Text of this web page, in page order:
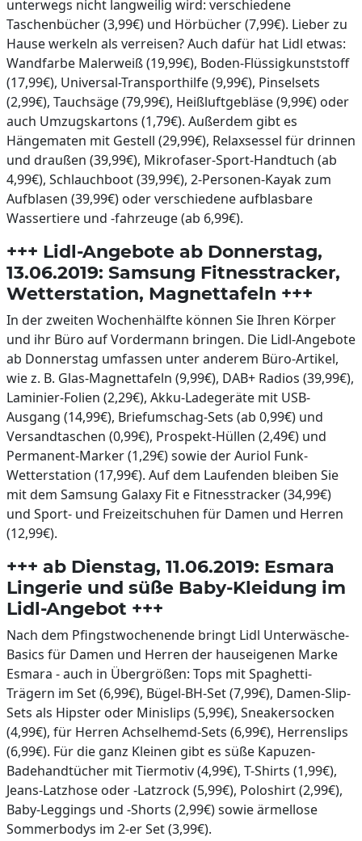
unterwegs nicht langweilig wird: verschiedene
Taschenbücher (3,99€) und Hörbücher (7,99€). Lieber zu
Hause werkeln als verreisen? Auch dafür hat Lidl etwas:
Wandfarbe Malerweiß (19,99€), Boden-Flüssigkunststoff
(17,99€), Universal-Transporthilfe (9,99€), Pinselsets
(2,99€), Tauchsäge (79,99€), Heißluftgebläse (9,99€) oder
auch Umzugskartons (1,79€). Außerdem gibt es
Hängematen mit Gestell (29,99€), Relaxsessel für drinnen
und draußen (39,99€), Mikrofaser-Sport-Handtuch (ab
4,99€), Schlauchboot (39,99€), 2-Personen-Kayak zum
Aufblasen (39,99€) oder verschiedene aufblasbare
Wassertiere und -fahrzeuge (ab 6,99€).
+++ Lidl-Angebote ab Donnerstag,
13.06.2019: Samsung Fitnesstracker,
Wetterstation, Magnettafeln +++
In der zweiten Wochenhälfte können Sie Ihren Körper
und ihr Büro auf Vordermann bringen. Die Lidl-Angebote
ab Donnerstag umfassen unter anderem Büro-Artikel,
wie z. B. Glas-Magnettafeln (9,99€), DAB+ Radios (39,99€),
Laminier-Folien (2,29€), Akku-Ladegeräte mit USB-
Ausgang (14,99€), Briefumschag-Sets (ab 0,99€) und
Versandtaschen (0,99€), Prospekt-Hüllen (2,49€) und
Permanent-Marker (1,29€) sowie der Auriol Funk-
Wetterstation (17,99€). Auf dem Laufenden bleiben Sie
mit dem Samsung Galaxy Fit e Fitnesstracker (34,99€)
und Sport- und Freizeitschuhen für Damen und Herren
(12,99€).
+++ ab Dienstag, 11.06.2019: Esmara
Lingerie und süße Baby-Kleidung im
Lidl-Angebot +++
Nach dem Pfingstwochenende bringt Lidl Unterwäsche-
Basics für Damen und Herren der hauseigenen Marke
Esmara - auch in Übergrößen: Tops mit Spaghetti-
Trägern im Set (6,99€), Bügel-BH-Set (7,99€), Damen-Slip-
Sets als Hipster oder Minislips (5,99€), Sneakersocken
(4,99€), für Herren Achselhemd-Sets (6,99€), Herrenslips
(6,99€). Für die ganz Kleinen gibt es süße Kapuzen-
Badehandtücher mit Tiermotiv (4,99€), T-Shirts (1,99€),
Jeans-Latzhose oder -Latzrock (5,99€), Poloshirt (2,99€),
Baby-Leggings und -Shorts (2,99€) sowie ärmellose
Sommerbodys im 2-er Set (3,99€).